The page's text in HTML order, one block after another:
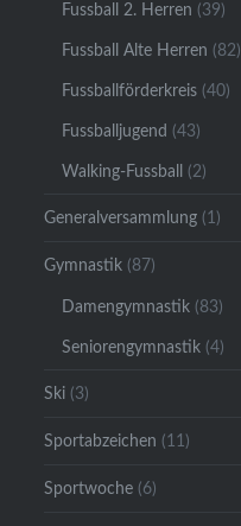
Fussball 2. Herren (39)
Fussball Alte Herren (82)
Fussballförderkreis (40)
Fussballjugend (43)
Walking-Fussball (2)
Generalversammlung (1)
Gymnastik (87)
Damengymnastik (83)
Seniorengymnastik (4)
Ski (3)
Sportabzeichen (11)
Sportwoche (6)